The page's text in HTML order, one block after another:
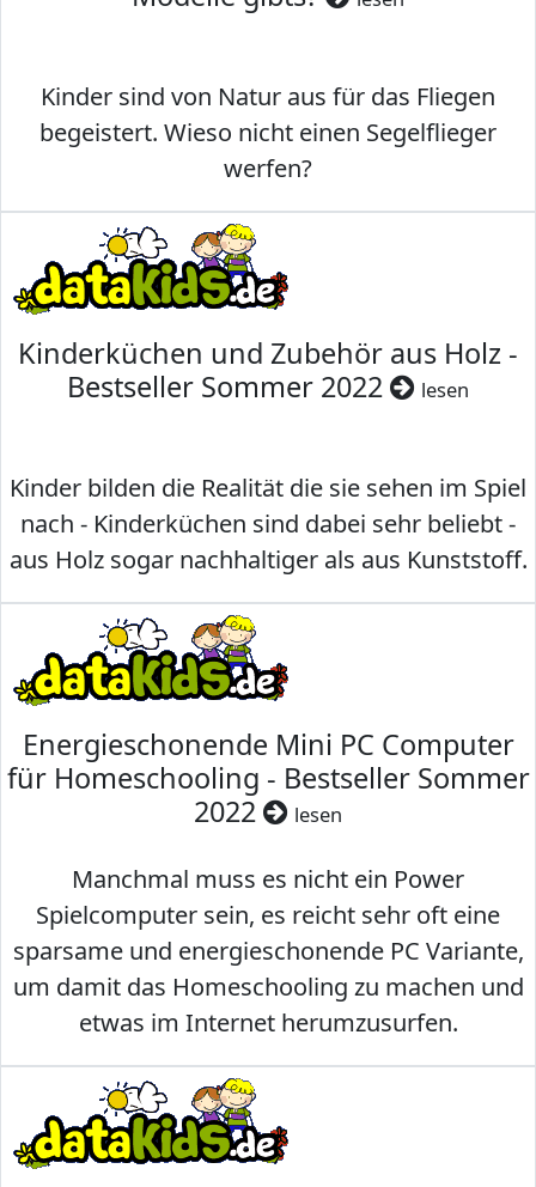
Kinder sind von Natur aus für das Fliegen
begeistert. Wieso nicht einen Segelflieger
werfen?
Kinderküchen und Zubehör aus Holz -
Bestseller Sommer 2022
lesen
Kinder bilden die Realität die sie sehen im Spiel
nach - Kinderküchen sind dabei sehr beliebt -
aus Holz sogar nachhaltiger als aus Kunststoff.
Energieschonende Mini PC Computer
für Homeschooling - Bestseller Sommer
2022
lesen
Manchmal muss es nicht ein Power
Spielcomputer sein, es reicht sehr oft eine
sparsame und energieschonende PC Variante,
um damit das Homeschooling zu machen und
etwas im Internet herumzusurfen.